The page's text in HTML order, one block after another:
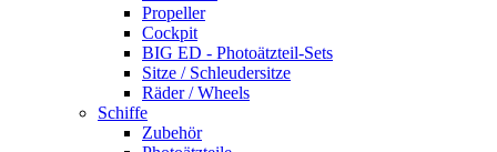
Propeller
Cockpit
BIG ED - Photoätzteil-Sets
Sitze / Schleudersitze
Räder / Wheels
Schiffe
Zubehör